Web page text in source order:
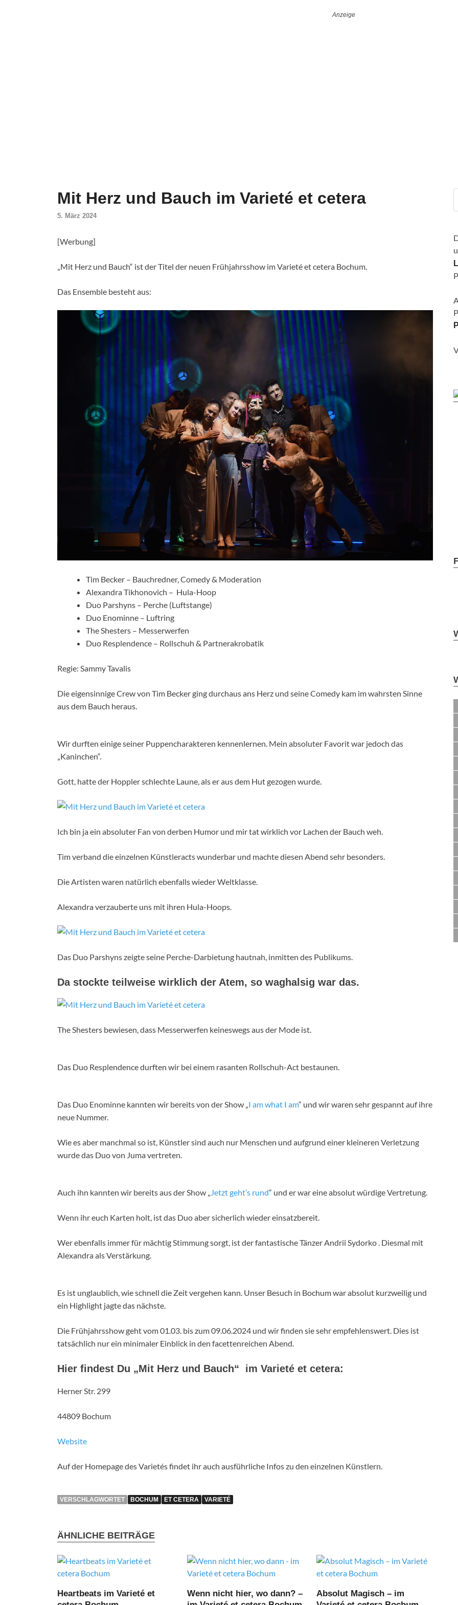
Mit Herz und Bauch im Varieté et cetera
5. März 2024
[Werbung]
„Mit Herz und Bauch“ ist der Titel der neuen Frühjahrsshow im Varieté et cetera Bochum.
Das Ensemble besteht aus:
Tim Becker – Bauchredner, Comedy & Moderation
Alexandra Tikhonovich – Hula-Hoop
Duo Parshyns – Perche (Luftstange)
Duo Enominne – Luftring
The Shesters – Messerwerfen
Duo Resplendence – Rollschuh & Partnerakrobatik
Regie: Sammy Tavalis
Die eigensinnige Crew von Tim Becker ging durchaus ans Herz und seine Comedy kam im wahrsten Sinne
aus dem Bauch heraus.
Wir durften einige seiner Puppencharakteren kennenlernen. Mein absoluter Favorit war jedoch das
„Kaninchen“.
Gott, hatte der Hoppler schlechte Laune, als er aus dem Hut gezogen wurde.
Ich bin ja ein absoluter Fan von derben Humor und mir tat wirklich vor Lachen der Bauch weh.
Tim verband die einzelnen Künstleracts wunderbar und machte diesen Abend sehr besonders.
Die Artisten waren natürlich ebenfalls wieder Weltklasse.
Alexandra verzauberte uns mit ihren Hula-Hoops.
Das Duo Parshyns zeigte seine Perche-Darbietung hautnah, inmitten des Publikums.
Da stockte teilweise wirklich der Atem, so waghalsig war das.
The Shesters bewiesen, dass Messerwerfen keineswegs aus der Mode ist.
Das Duo Resplendence durften wir bei einem rasanten Rollschuh-Act bestaunen.
Das Duo Enominne kannten wir bereits von der Show „ I am what I am“ und wir waren sehr gespannt auf ihre
neue Nummer.
Wie es aber manchmal so ist, Künstler sind auch nur Menschen und aufgrund einer kleineren Verletzung
wurde das Duo von Juma vertreten.
Auch ihn kannten wir bereits aus der Show „ Jetzt geht’s rund“ und er war eine absolut würdige Vertretung.
Wenn ihr euch Karten holt, ist das Duo aber sicherlich wieder einsatzbereit.
Wer ebenfalls immer für mächtig Stimmung sorgt, ist der fantastische Tänzer Andrii Sydorko . Diesmal mit
Alexandra als Verstärkung.
Es ist unglaublich, wie schnell die Zeit vergehen kann. Unser Besuch in Bochum war absolut kurzweilig und
ein Highlight jagte das nächste.
Die Frühjahrsshow geht vom 01.03. bis zum 09.06.2024 und wir finden sie sehr empfehlenswert. Dies ist
tatsächlich nur ein minimaler Einblick in den facettenreichen Abend.
Hier findest Du „Mit Herz und Bauch“ im Varieté et cetera:
Herner Str. 299
44809 Bochum
Website
Auf der Homepage des Varietés findet ihr auch ausführliche Infos zu den einzelnen Künstlern.
VERSCHLAGWORTET BOCHUM ET CETERA VARIETÉ
ÄHNLICHE BEITRÄGE
Heartbeats im Varieté et
Wenn nicht hier, wo dann? –
Absolut Magisch – im